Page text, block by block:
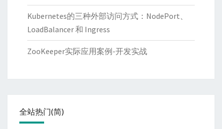
Kubernetes的三种外部访问方式：NodePort、
LoadBalancer 和 Ingress
ZooKeeper实际应用案例-开发实战
全站热门(简)